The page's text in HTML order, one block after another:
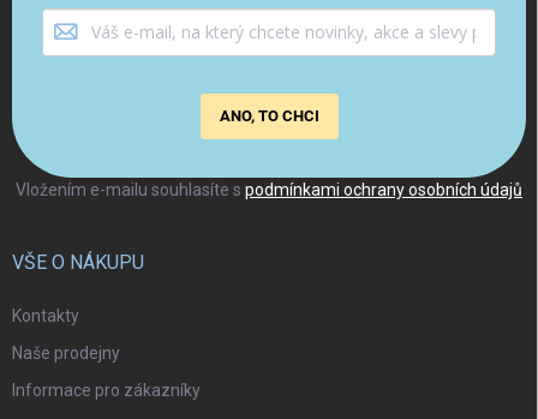
Vložením e-mailu souhlasíte s podmínkami ochrany osobních údajů
ANO, TO CHCI
VŠE O NÁKUPU
Kontakty
Naše prodejny
Informace pro zákazníky